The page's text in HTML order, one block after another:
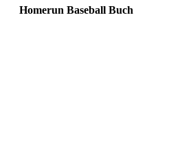
Homerun Baseball Buch